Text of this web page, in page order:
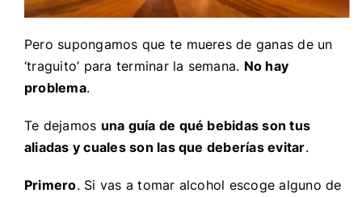
Pero supongamos que te mueres de ganas de un
‘traguito’ para terminar la semana. No hay
problema.
Te dejamos una guía de qué bebidas son tus
aliadas y cuales son las que deberías evitar.
Primero. Si vas a tomar alcohol escoge alguno de